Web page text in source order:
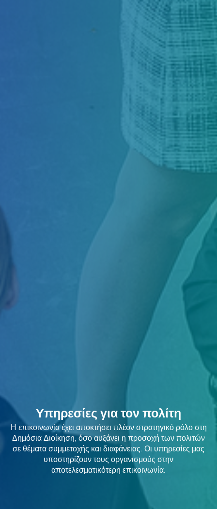
Υπηρεσίες για τον πολίτη
Η επικοινωνία έχει αποκτήσει πλέον στρατηγικό ρόλο στη
Δημόσια Διοίκηση, όσο αυξάνει η προσοχή των πολιτών
σε θέματα συμμετοχής και διαφάνειας. Οι υπηρεσίες μας
υποστηρίζουν τους οργανισμούς στην
αποτελεσματικότερη επικοινωνία.